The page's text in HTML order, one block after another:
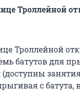
Троллейной
Троллейной
батутов для
с